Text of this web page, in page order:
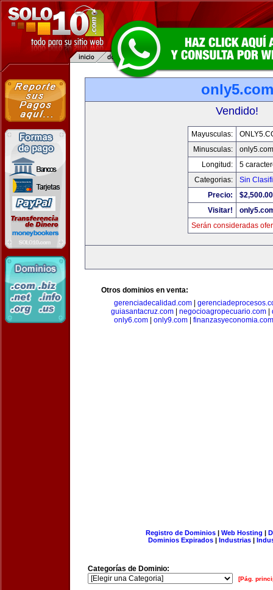
only5.com
Vendido!
Mayusculas:
Minusculas:
only5.com
Longitud:
5
Categorias:
Sin
Precio:
$2,500.00
Visitar!
Serán consideradas
Otros dominios en venta:
gerenciadecalidad.com|
guiasantacruz.com
negocioagropecuario.com
only6.com| only9.com| finanzasyeconomia.com
Registro de Dominios| Web Hosting |
Dominios Expirados | Industrias |
Categorías de Dominio:
[Pág.